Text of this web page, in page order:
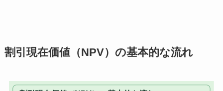
割引現在価値（NPV）の基本的な流れ